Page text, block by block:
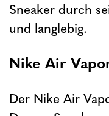
Sneaker durch
und langlebig.
Nike Air
Der Nike Air